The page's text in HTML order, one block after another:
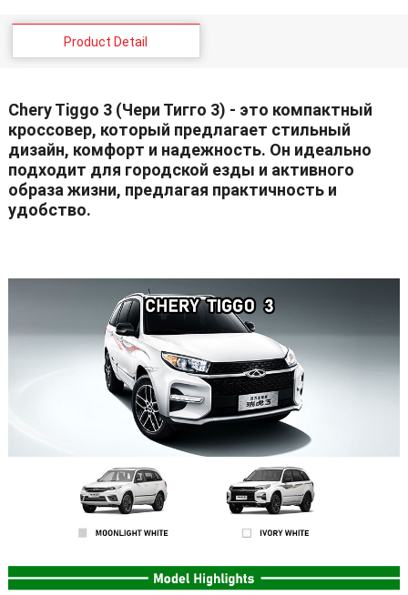
Product Detail
Chery Tiggo 3 (Чери Тигго 3) - это компактный
кроссовер, который предлагает стильный
дизайн, комфорт и надежность. Он идеально
подходит для городской езды и активного
образа жизни, предлагая практичность и
удобство.